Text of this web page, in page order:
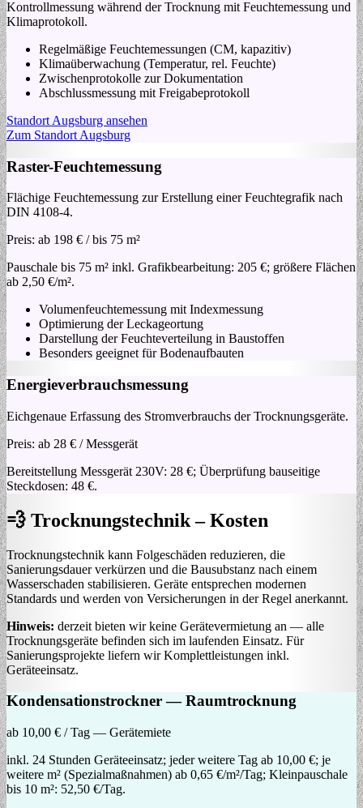
Kontrollmessung während der Trocknung mit Feuchtemessung und
Klimaprotokoll.
Regelmäßige Feuchtemessungen (CM, kapazitiv)
Klimaüberwachung (Temperatur, rel. Feuchte)
Zwischenprotokolle zur Dokumentation
Abschlussmessung mit Freigabeprotokoll
Standort Augsburg ansehen
Zum Standort Augsburg
Raster-Feuchtemessung
Flächige Feuchtemessung zur Erstellung einer Feuchtegrafik nach
DIN 4108-4.
Preis: ab 198 € / bis 75 m²
Pauschale bis 75 m² inkl. Grafikbearbeitung: 205 €; größere Flächen
ab 2,50 €/m².
Volumenfeuchtemessung mit Indexmessung
Optimierung der Leckageortung
Darstellung der Feuchteverteilung in Baustoffen
Besonders geeignet für Bodenaufbauten
Energieverbrauchsmessung
Eichgenaue Erfassung des Stromverbrauchs der Trocknungsgeräte.
Preis: ab 28 € / Messgerät
Bereitstellung Messgerät 230V: 28 €; Überprüfung bauseitige
Steckdosen: 48 €.
💨 Trocknungstechnik – Kosten
Trocknungstechnik kann Folgeschäden reduzieren, die
Sanierungsdauer verkürzen und die Bausubstanz nach einem
Wasserschaden stabilisieren. Geräte entsprechen modernen
Standards und werden von Versicherungen in der Regel anerkannt.
Hinweis: derzeit bieten wir keine Gerätevermietung an — alle
Trocknungsgeräte befinden sich im laufenden Einsatz. Für
Sanierungsprojekte liefern wir Komplettleistungen inkl.
Geräteeinsatz.
Kondensationstrockner — Raumtrocknung
ab 10,00 € / Tag — Gerätemiete
inkl. 24 Stunden Geräteeinsatz; jeder weitere Tag ab 10,00 €; je
weitere m² (Spezialmaßnahmen) ab 0,65 €/m²/Tag; Kleinpauschale
bis 10 m²: 52,50 €/Tag.